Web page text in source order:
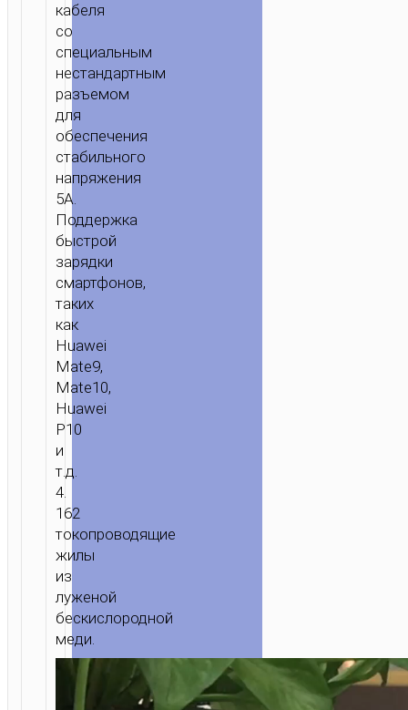
ЗАРЯДКА
ПЕРЕДАЧА
ДАННЫХ
кабеля
со
специальным
нестандартным
разъемом
для
обеспечения
стабильного
напряжения
5А.
Поддержка
быстрой
зарядки
смартфонов,
таких
как
Huawei
Mate9,
Mate10,
Huawei
P10
и
т.д.
4.
162
токопроводящие
жилы
из
луженой
бескислородной
меди.